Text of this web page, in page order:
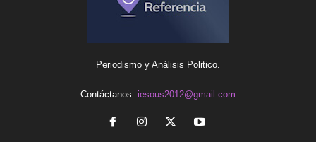
Periodismo y Análisis Politico.
Contáctanos: iesous2012@gmail.com